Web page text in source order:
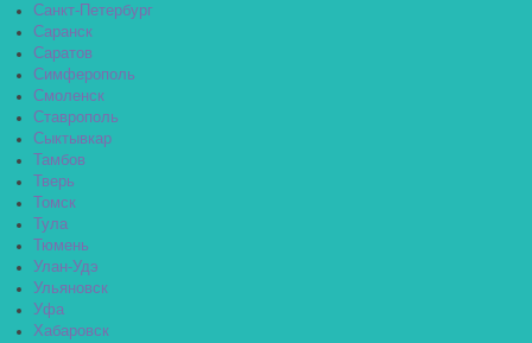
Санкт-Петербург
Саранск
Саратов
Симферополь
Смоленск
Ставрополь
Сыктывкар
Тамбов
Тверь
Томск
Тула
Тюмень
Улан-Удэ
Ульяновск
Уфа
Хабаровск